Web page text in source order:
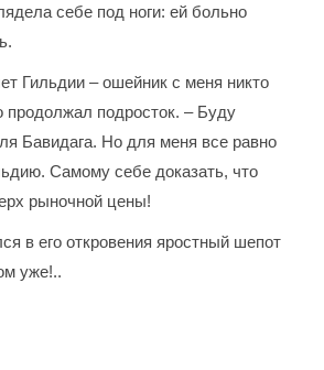
себе под ноги: ей больно
Гильдии – ошейник с меня никто
продолжал подросток. – Буду
Бавидага. Но для меня все равно
Самому себе доказать, что
рыночной цены!
в его откровения яростный шепот
уже!..